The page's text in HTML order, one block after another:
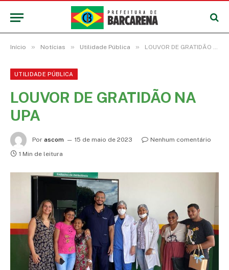
Início » Notícias » Utilidade Pública » LOUVOR DE GRATIDÃO NA UPA
UTILIDADE PÚBLICA
LOUVOR DE GRATIDÃO NA
UPA
Por ascom 15 de maio de 2023
Nenhum comentário
1 Min de leitura